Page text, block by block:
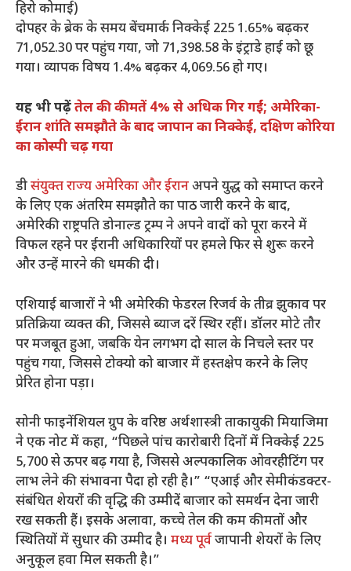
हिरो कोमाई)
दोपहर के ब्रेक के समय बेंचमार्क निक्केई 225 1.65% बढ़कर
71,052.30 पर पहुंच गया, जो 71,398.58 के इंट्राडे हाई को छू
गया। व्यापक विषय 1.4% बढ़कर 4,069.56 हो गए।
यह भी पढ़ेंतेल की कीमतें 4% से अधिक गिर गईं; अमेरिका-
ईरान शांति समझौते के बाद जापान का निक्केई, दक्षिण कोरिया
का कोस्पी चढ़ गया
डीसंयुक्त राज्य अमेरिका और ईरानअपने युद्ध को समाप्त करने
के लिए एक अंतरिम समझौते का पाठ जारी करने के बाद,
अमेरिकी राष्ट्रपति डोनाल्ड ट्रम्प ने अपने वादों को पूरा करने में
विफल रहने पर ईरानी अधिकारियों पर हमले फिर से शुरू करने
और उन्हें मारने की धमकी दी।
एशियाई बाजारों ने भी अमेरिकी फेडरल रिजर्व के तीव्र झुकाव पर
प्रतिक्रिया व्यक्त की, जिससे ब्याज दरें स्थिर रहीं। डॉलर मोटे तौर
पर मजबूत हुआ, जबकि येन लगभग दो साल के निचले स्तर पर
पहुंच गया, जिससे टोक्यो को बाजार में हस्तक्षेप करने के लिए
प्रेरित होना पड़ा।
सोनी फाइनेंशियल ग्रुप के वरिष्ठ अर्थशास्त्री ताकायुकी मियाजिमा
ने एक नोट में कहा, “पिछले पांच कारोबारी दिनों में निक्केई 225
5,700 से ऊपर बढ़ गया है, जिससे अल्पकालिक ओवरहीटिंग पर
लाभ लेने की संभावना पैदा हो रही है।” “एआई और सेमीकंडक्टर-
संबंधित शेयरों की वृद्धि की उम्मीदें बाजार को समर्थन देना जारी
रख सकती हैं। इसके अलावा, कच्चे तेल की कम कीमतों और
स्थितियों में सुधार की उम्मीद है। मध्य पूर्वजापानी शेयरों के लिए
अनुकूल हवा मिल सकती है।”